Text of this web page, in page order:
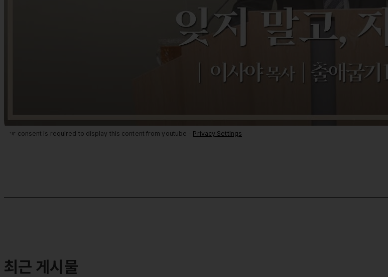
Your consent is required to display this content from youtube - Privacy Settings
최근 게시물